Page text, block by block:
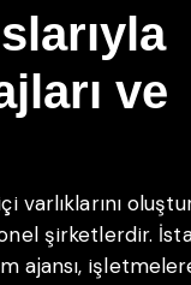
ve
varlıklarını
şirketlerdir.
ajansı,